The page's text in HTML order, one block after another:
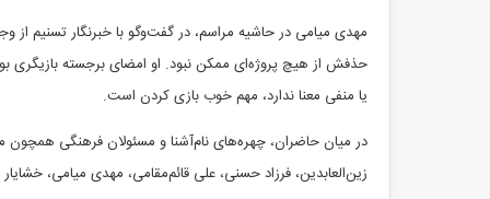
مهدی میامی در حاشیه مراسم، در گفت‌وگو با خبرنگار تسنیم
حذفش از هیچ پروژه‌ای ممکن نبود. او امضای برجسته بازیگری
یا منفی معنا ندارد، مهم خوب بازی کردن است.
در میان حاضران، چهره‌های نام‌آشنا و مسئولان فرهنگی همچون
زین‌العابدین، فرزاد حسنی، علی قائم‌مقامی، مهدی میامی،